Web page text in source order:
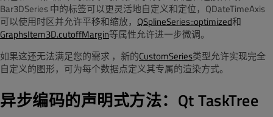
Bar3DSeries 中的标签可以更灵活地自定义和定位，QDateTimeAxis
可以使用时区并允许平移和缩放， QSplineSeries::optimized和
GraphsItem3D.cutoffMargin等属性允许进一步微调。
如果这还无法满足您的需求 ，新的CustomSeries类型允许实现完全
自定义的图形， 可为每个数据点定义其专属的渲染方式。
异步编码的声明式方法：QtTaskTree